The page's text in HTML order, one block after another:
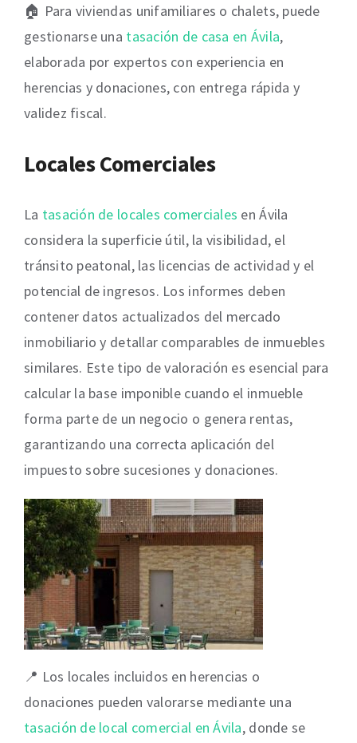
🏠 Para viviendas unifamiliares o chalets, puede
gestionarse una tasación de casa en Ávila,
elaborada por expertos con experiencia en
herencias y donaciones, con entrega rápida y
validez fiscal.
Locales Comerciales
La tasación de locales comerciales en Ávila
considera la superficie útil, la visibilidad, el
tránsito peatonal, las licencias de actividad y el
potencial de ingresos. Los informes deben
contener datos actualizados del mercado
inmobiliario y detallar comparables de inmuebles
similares. Este tipo de valoración es esencial para
calcular la base imponible cuando el inmueble
forma parte de un negocio o genera rentas,
garantizando una correcta aplicación del
impuesto sobre sucesiones y donaciones.
📍 Los locales incluidos en herencias o
donaciones pueden valorarse mediante una
tasación de local comercial en Ávila, donde se